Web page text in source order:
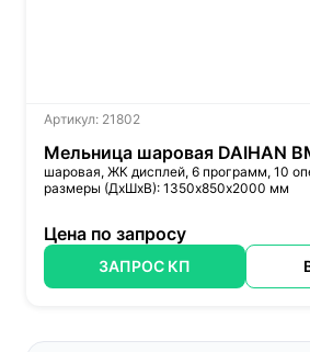
Артикул: 21802
Мельница шаровая DAIHAN
шаровая, ЖК дисплей, 6 программ, 10
размеры (ДхШхВ): 1350х850х2000 мм
Цена по запросу
ЗАПРОС КП